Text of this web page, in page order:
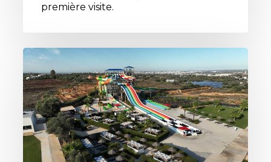
première visite.
Nouveautés
Slide
&
Splash
2026:
l’innovation
du
service